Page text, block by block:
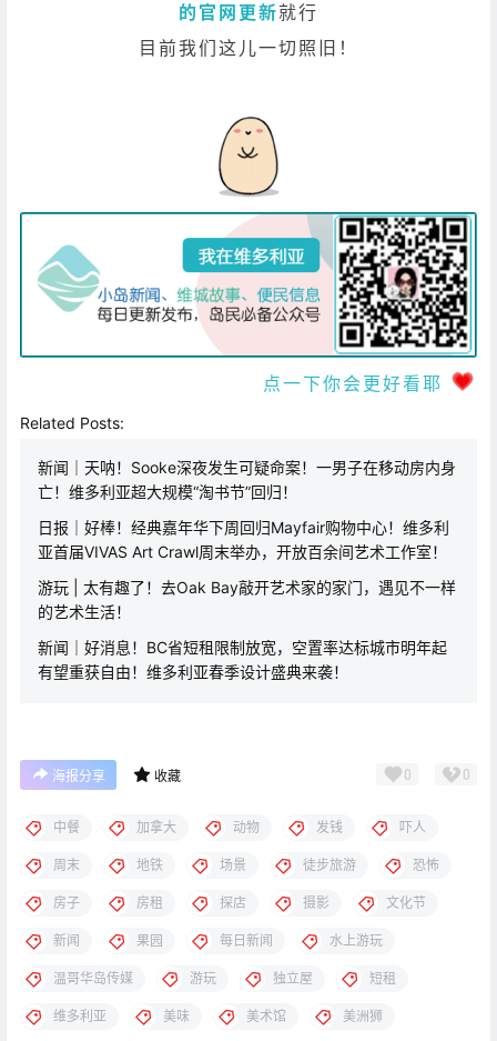
的官网更新就行
目前我们这儿一切照旧！
点一下你会更好看耶
Related Posts:
新闻｜天呐！Sooke深夜发生可疑命案！一男子在移动房内身
亡！维多利亚超大规模“淘书节”回归！
日报｜好棒！经典嘉年华下周回归Mayfair购物中心！维多利
亚首届VIVAS Art Crawl周末举办，开放百余间艺术工作室！
游玩 | 太有趣了！去Oak Bay敲开艺术家的家门，遇见不一样
的艺术生活！
新闻｜好消息！BC省短租限制放宽，空置率达标城市明年起
有望重获自由！维多利亚春季设计盛典来袭！
海报分享 收藏 0 0
中餐 加拿大 动物 发钱 吓人
周末 地铁 场景 徒步旅游 恐怖
房子 房租 探店 摄影 文化节
新闻 果园 每日新闻 水上游玩
温哥华岛传媒 游玩 独立屋 短租
维多利亚 美味 美术馆 美洲狮